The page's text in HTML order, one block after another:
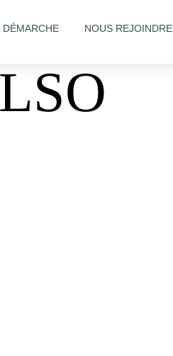
DÉMARCHE NOUS REJOINDRE